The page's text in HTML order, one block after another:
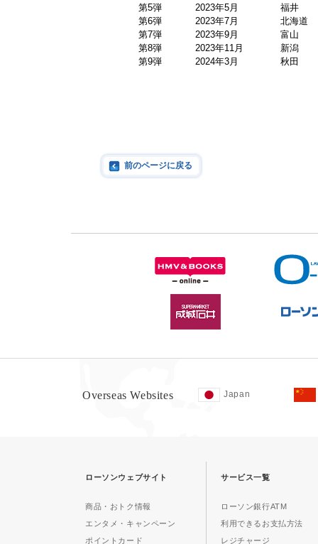
第5弾
第6弾
第7弾
第8弾
第9弾
2023年5月
2023年7月
2023年9月
2023年11月
2024年3月
福井
北海道
富山
新潟
秋田
前のページに戻る
Overseas Websites Japan
ローソンウェブサイト
商品・おトク情報
エンタメ・キャンペーン
ポイントカード
サービス一覧
ローソン銀行ATM
利用できるお支払方法
レジチャージ